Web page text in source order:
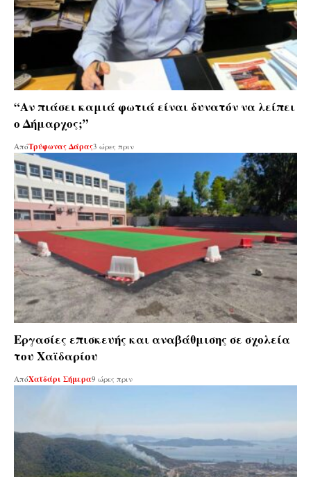
“Αν πιάσει καμιά φωτιά είναι δυνατόν να λείπει
ο Δήμαρχος;”
ΑπόΤρύφωνας Δάρας3 ώρες πριν
Εργασίες επισκευής και αναβάθμισης σε σχολεία
του Χαϊδαρίου
ΑπόΧαϊδάρι Σήμερα9 ώρες πριν